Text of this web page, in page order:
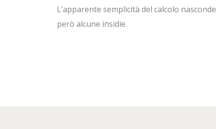
L’apparente semplicità del calcolo nasconde
però alcune insidie.